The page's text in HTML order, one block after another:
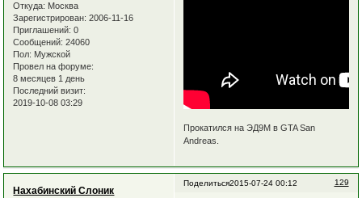
Откуда: Москва
Зарегистрирован: 2006-11-16
Приглашений: 0
Сообщений: 24060
Пол: Мужской
Провел на форуме:
8 месяцев 1 день
Последний визит:
2019-10-08 03:29
Прокатился на ЭД9М в GTA San
Andreas.
Поделиться 129
2015-07-24 00:12
Нахабинский Слоник